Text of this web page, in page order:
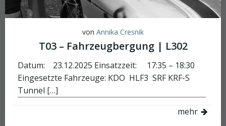
von Annika Cresnik
T03 – Fahrzeugbergung | L302
Datum: 23.12.2025 Einsatzzeit: 17:35 – 18:30
Eingesetzte Fahrzeuge: KDO HLF3 SRF KRF-S
Tunnel […]
mehr